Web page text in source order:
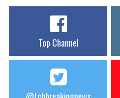
Top Channel